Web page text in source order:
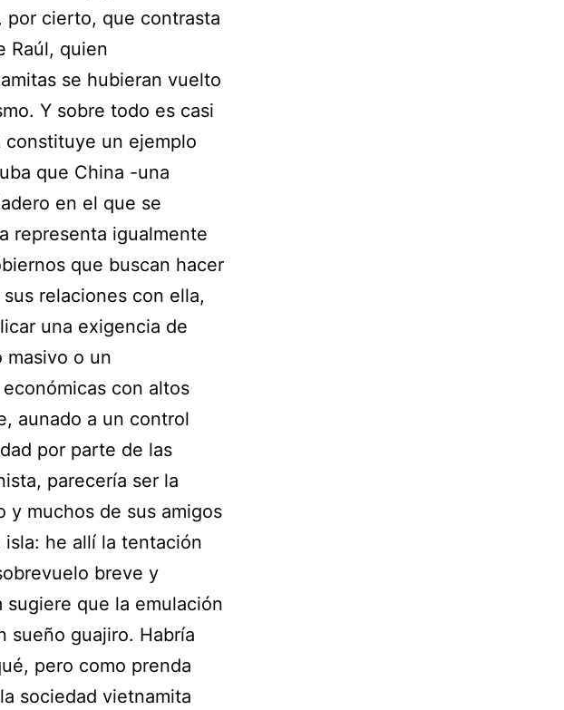
por cierto, que contrasta
Raúl, quien
se hubieran vuelto
Y sobre todo es casi
constituye un ejemplo
que China -una
en el que se
representa igualmente
que buscan hacer
relaciones con ella,
una exigencia de
masivo o un
con altos
aunado a un control
por parte de las
parecería ser la
y muchos de sus amigos
he allí la tentación
breve y
que la emulación
sueño guajiro. Habría
pero como prenda
sociedad vietnamita